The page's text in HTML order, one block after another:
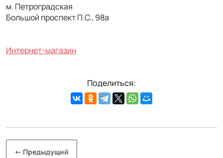
м. Петроградская
Большой проспект П.С., 98а
Интернет-магазин
Поделиться:
← Предыдущий